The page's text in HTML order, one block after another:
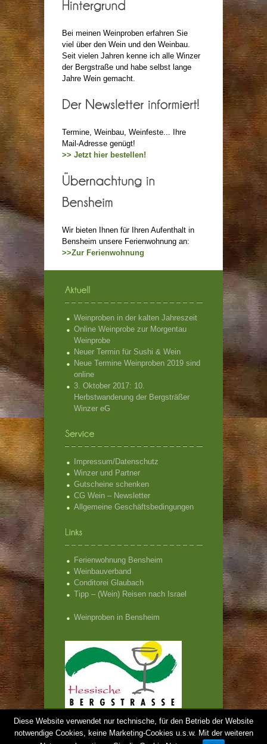
Bei meinen Weinproben erfahren Sie
viel über den Wein und den Weinbau.
Seit vielen Jahren kenne ich alle Winzer
der Bergstraße und habe selbst lange
Jahre Wein gemacht.
Termine, Weinbau, Weinfeste... Ihre
Mail-Adresse genügt!
>> Jetzt hier bestellen!
Wir bieten Ihnen für Ihren Aufenthalt in
Bensheim unsere Ferienwohnung an:
>>Zur Ferienwohnung
Weinproben in der kalten Jahreszeit
Online Weinprobe zur Morgentau
Weinprobe
Neuer Termin für Sushi & Wein
Neue Termine Weinproben 2019 sind
online
3. Oktober 2017: 10.
Herbstwanderung der Bergsträßer
Winzer eG
Impressum/Datenschutz
Winzer und Partner
Gutscheine schenken
CG Wein – Newsletter
Allgemeine Geschäftsbedingungen
Ferienwohnung Bensheim
Weinbauverband
Conditorei Glaubach
Tipp – (Wein) Reisen nach Israel
Weinproben in Bensheim
CG Wein - Weinproben Bensheim und Hessische
Bergstrasse - Weinproben
Diese Website verwendet nur technische, für den Betrieb der Website
notwendige Cookies, keine Marketing-Cookies u.s.w. Mit der weiteren